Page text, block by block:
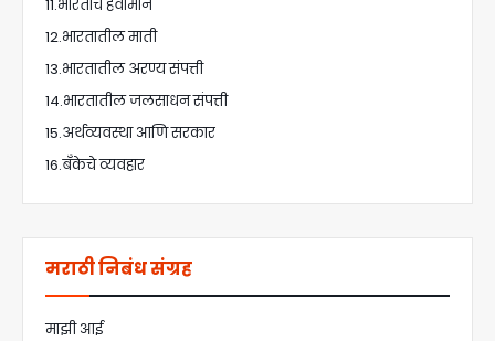
11.भारताचे हवामान
12.भारतातील माती
13.भारतातील अरण्य संपत्ती
14.भारतातील जलसाधन संपत्ती
15.अर्थव्यवस्था आणि सरकार
16.बँकेचे व्यवहार
मराठी निबंध संग्रह
माझी आई